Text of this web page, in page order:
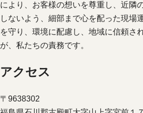
により、お客様の想いを尊重し、近隣
しないよう、細部まで心を配った現場
を守り、環境に配慮し、地域に信頼さ
が、私たちの責務です。
アクセス
〒9638302